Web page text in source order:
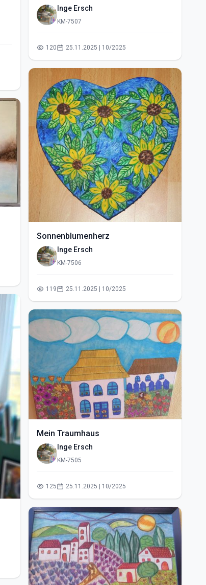
Inge Ersch
KM-7507
120 25.11.2025 | 10/2025
Sonnenblumenherz
Inge Ersch
KM-7506
119 25.11.2025 | 10/2025
Mein Traumhaus
Inge Ersch
KM-7505
125 25.11.2025 | 10/2025